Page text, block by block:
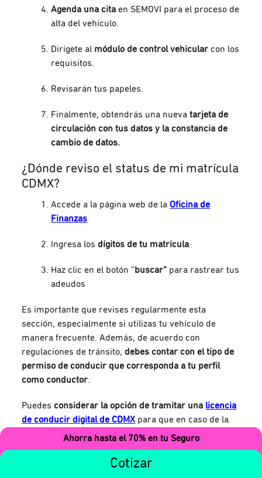
Ahorra hasta el 70% en tu Seguro
Cotizar
Agenda una cita en SEMOVI para el proceso de
alta del vehículo.
Dirígete al módulo de control vehicular con los
requisitos.
Revisarán tus papeles.
Finalmente, obtendrás una nueva tarjeta de
circulación con tus datos y la constancia de
cambio de datos.
¿Dónde reviso el status de mi matrícula
CDMX?
Accede a la página web de la Oficina de
Finanzas
Ingresa losdígitos de tu matrícula
Haz clic en el botón “buscar” para rastrear tus
adeudos
Es importante que revises regularmente esta
sección, especialmente si utilizas tu vehículo de
manera frecuente. Además, de acuerdo con
regulaciones de tránsito,debescontar con el tipo de
permiso de conducir que corresponda a tu perfil
como conductor.
Puedesconsiderar la opción de tramitar una licencia
de conducir digital de CDMX para que en caso de la
pérdida de tu documento físico aún cuentes con esta
identificación tan importantey evitesla multa por